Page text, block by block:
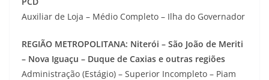
Auxiliar de Loja – Médio Completo – Ilha do Governador
REGIÃO METROPOLITANA: Niterói – São João de Meriti
– Nova Iguaçu – Duque de Caxias e outras regiões
Administração (Estágio) – Superior Incompleto – Piam